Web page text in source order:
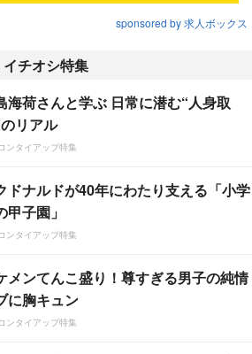
sponsored by 求人ボックス
チオシ特集
海荷さんと学ぶ 日常に潜む“人身取
リアル
ンタイアップ特集
ドナルドが40年にわたり支える「小学
甲子園」
ンタイアップ特集
メンてんこ盛り！尊すぎる男子の純情
に胸キュン
ンタイアップ特集